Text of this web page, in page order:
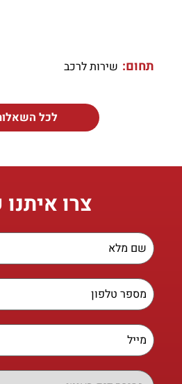
תחום: שירות לרכב
לכל
צרו